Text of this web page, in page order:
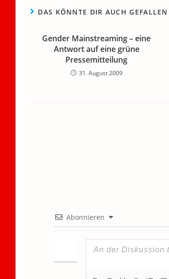
DAS KÖNNTE DIR AUCH GEFALLEN
Gender Mainstreaming – eine
Antwort auf eine grüne
Pressemitteilung
31. August 2009
Abonnieren